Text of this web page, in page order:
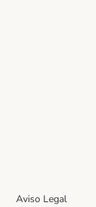
Aviso Legal